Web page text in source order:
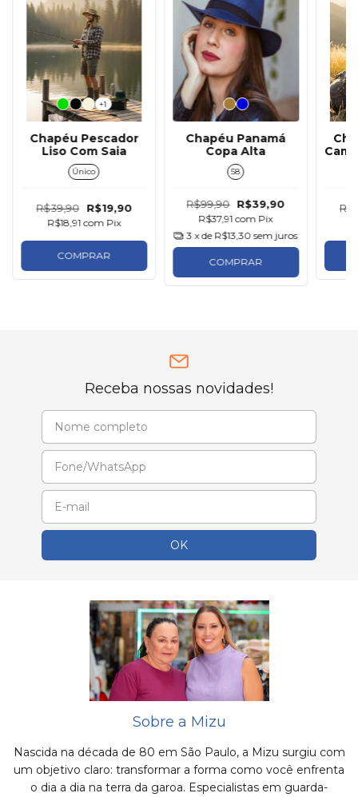
+1
Chapéu Pescador
Liso Com Saia
Único
R$39,90 R$19,90
R$18,91com Pix
COMPRAR
Chapéu Panamá
Copa Alta
58
R$99,90 R$39,90
R$37,91com Pix
3 x de R$13,30 sem juros
COMPRAR
Receba nossas novidades!
Sobre a Mizu
Nascida na década de 80 em São Paulo, a Mizu surgiu com
um objetivo claro: transformar a forma como você enfrenta
o dia a dia na terra da garoa. Especialistas em guarda-